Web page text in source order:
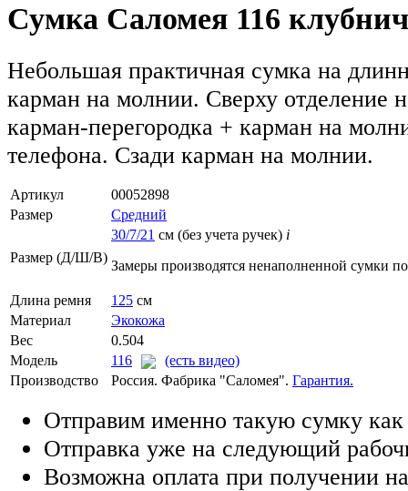
Сумка Саломея 116
Небольшая практичная сумка на
карман на молнии. Сверху отделение
карман-перегородка + карман на
телефона. Сзади карман на молнии.
Артикул
00052898
Размер
Средний
Размер (Д/Ш/В)
30/7/21 см (без учета ручек) i
Замеры производятся ненаполненной сумки
Длина ремня 125 см
Материал
Экокожа
Вес
0.504
Модель
116
(есть видео)
Производство
Россия. Фабрика "Саломея". Гарантия.
Отправим именно такую сумку
Отправка уже на следующий
Возможна оплата при получении